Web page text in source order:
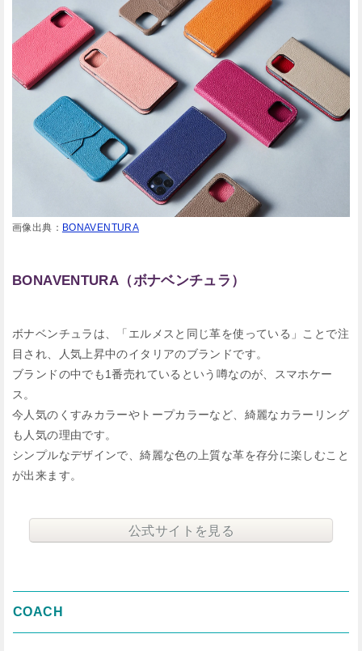
画像出典： BONAVENTURA
BONAVENTURA（ボナベンチュラ）
ボナベンチュラは、「エルメスと同じ革を使っている」ことで注
目され、人気上昇中のイタリアのブランドです。
ブランドの中でも1番売れているという噂なのが、スマホケー
ス。
今人気のくすみカラーやトープカラーなど、綺麗なカラーリング
も人気の理由です。
シンプルなデザインで、綺麗な色の上質な革を存分に楽しむこと
が出来ます。
公式サイトを見る
COACH